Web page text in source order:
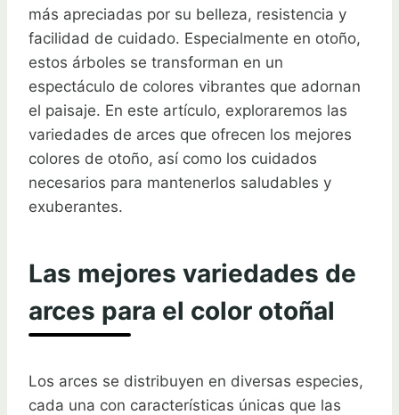
más apreciadas por su belleza, resistencia y
facilidad de cuidado. Especialmente en otoño,
estos árboles se transforman en un
espectáculo de colores vibrantes que adornan
el paisaje. En este artículo, exploraremos las
variedades de arces que ofrecen los mejores
colores de otoño, así como los cuidados
necesarios para mantenerlos saludables y
exuberantes.
Las mejores variedades de
arces para el color otoñal
Los arces se distribuyen en diversas especies,
cada una con características únicas que las